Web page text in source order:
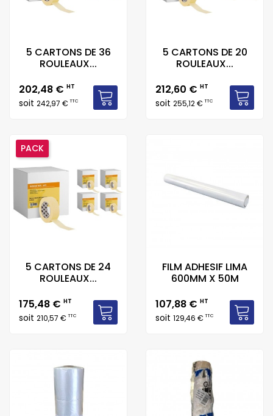
5 CARTONS DE 36
ROULEAUX...
Prix
202,48 € HT
soit 242,97 €TTC
5 CARTONS DE 20
ROULEAUX...
Prix
212,60 € HT
soit 255,12 €TTC
5 CARTONS DE 24
ROULEAUX...
Prix
175,48 € HT
soit 210,57 €TTC
PACK
FILM ADHESIF LIMA
600MM X 50M
Prix
107,88 € HT
soit 129,46 €TTC